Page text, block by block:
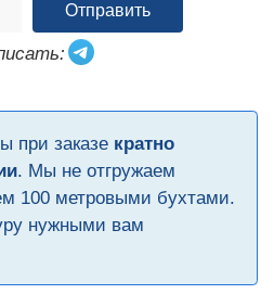
Отправить
при заказе кратно
. Мы не отгружаем
100 метровыми бухтами.
нужными вам